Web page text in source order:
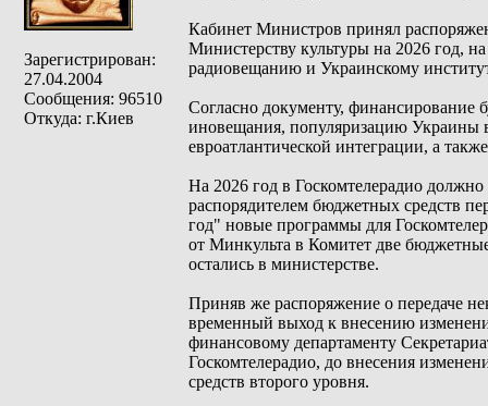
Зарегистрирован:
27.04.2004
Сообщения: 96510
Откуда: г.Киев
Кабинет Министров принял
Министерству культуры на 2026 год,
радиовещанию и Украинскому
Согласно документу, финансирование
иновещания, популяризацию Украины
евроатлантической интеграции, а
На 2026 год в Госкомтелерадио
распорядителем бюджетных средств
год" новые программы для
от Минкульта в Комитет две
остались в министерстве.
Приняв же распоряжение о передаче
временный выход к внесению
финансовому департаменту
Госкомтелерадио, до внесения
средств второго уровня.